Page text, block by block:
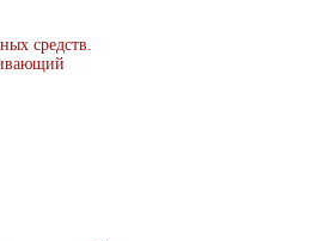
средств.